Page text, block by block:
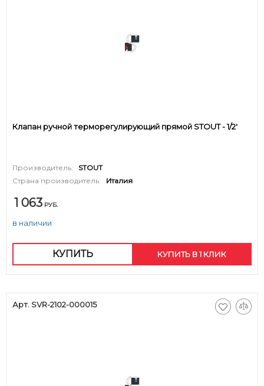
Клапан ручной терморегулирующий прямой STOUT - 1/2'
Производитель:
STOUT
Страна производитель:
Италия
1 063 РУБ.
в наличии
КУПИТЬ КУПИТЬ В 1 КЛИК
Арт. SVR-2102-000015